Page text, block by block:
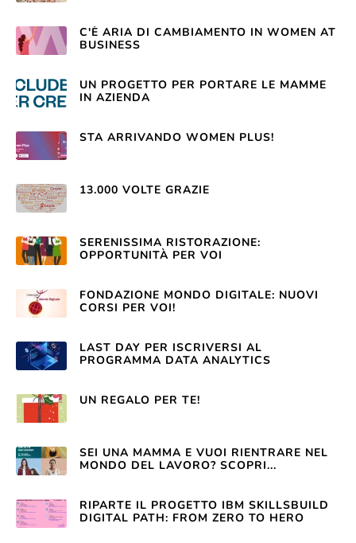
C'È ARIA DI CAMBIAMENTO IN WOMEN AT
BUSINESS
UN PROGETTO PER PORTARE LE MAMME
IN AZIENDA
STA ARRIVANDO WOMEN PLUS!
13.000 VOLTE GRAZIE
SERENISSIMA RISTORAZIONE:
OPPORTUNITÀ PER VOI
FONDAZIONE MONDO DIGITALE: NUOVI
CORSI PER VOI!
LAST DAY PER ISCRIVERSI AL
PROGRAMMA DATA ANALYTICS
UN REGALO PER TE!
SEI UNA MAMMA E VUOI RIENTRARE NEL
MONDO DEL LAVORO? SCOPRI...
RIPARTE IL PROGETTO IBM SKILLSBUILD
DIGITAL PATH: FROM ZERO TO HERO